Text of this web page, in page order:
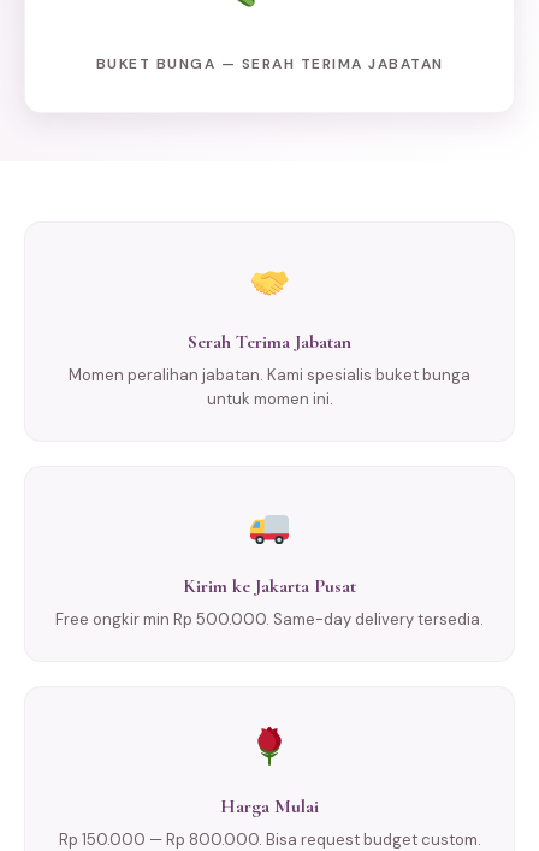
BUKET BUNGA — SERAH TERIMA JABATAN
Serah Terima Jabatan
Momen peralihan jabatan. Kami spesialis buket bunga
untuk momen ini.
Kirim ke Jakarta Pusat
Free ongkir min Rp 500.000. Same-day delivery tersedia.
Harga Mulai
Rp 150.000 — Rp 800.000. Bisa request budget custom.